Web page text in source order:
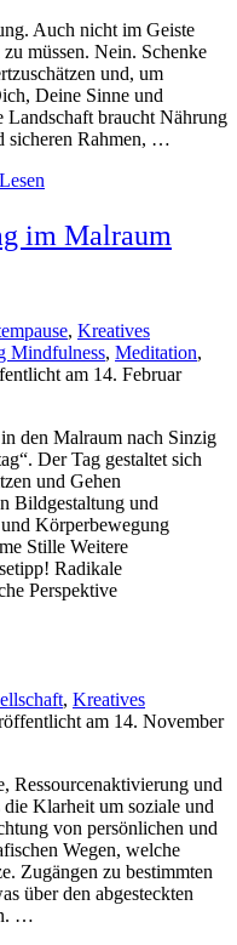
Auch nicht im Geiste
müssen. Nein. Schenke
und, um
Deine Sinne und
Landschaft braucht Nährung
sicheren Rahmen, …
Lesen
im Malraum
, Kreatives
Mindfulness, Meditation,
am 14. Februar
den Malraum nach Sinzig
Der Tag gestaltet sich
und Gehen
Bildgestaltung und
Körperbewegung
Stille Weitere
Radikale
Perspektive
, Kreatives
am 14. November
Ressourcenaktivierung und
Klarheit um soziale und
von persönlichen und
Wegen, welche
Zugängen zu bestimmten
über den abgesteckten
…